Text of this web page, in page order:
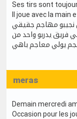
Ses tirs sont
Il joue avec la
نجيبو مهاجم جقيقي
فريق يدربو واحد من
يولي معاجم باهي
meras
Demain mercredi
Occasion pour les